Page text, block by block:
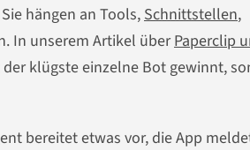
hängen an Tools, Schnittstellen,
In unserem Artikel überPaperclip
klügste einzelne Bot gewinnt,
bereitet etwas vor, die App